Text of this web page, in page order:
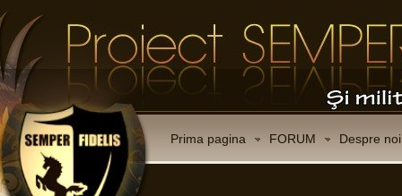
Prima pagina FORUM Despre noi